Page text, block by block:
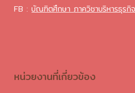
FB :บัณฑิตศึกษาภาควิชาบริหารธุรกิ
หน่วยงานที่เกี่ยวข้อง